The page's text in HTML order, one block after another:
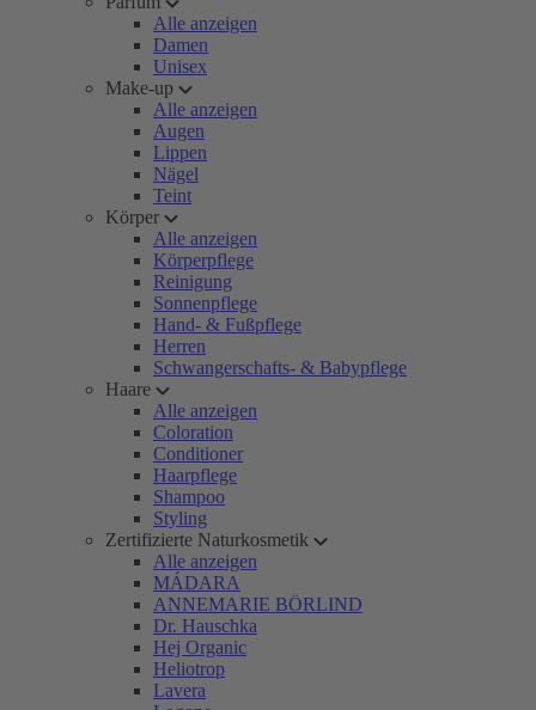
Alle anzeigen
Damen
Unisex
Make-up
Alle anzeigen
Augen
Lippen
Nägel
Teint
Körper
Alle anzeigen
Körperpflege
Reinigung
Sonnenpflege
Hand- & Fußpflege
Herren
Schwangerschafts- & Babypflege
Haare
Alle anzeigen
Coloration
Conditioner
Haarpflege
Shampoo
Styling
Zertifizierte Naturkosmetik
Alle anzeigen
MÁDARA
ANNEMARIE BÖRLIND
Dr. Hauschka
Hej Organic
Heliotrop
Lavera